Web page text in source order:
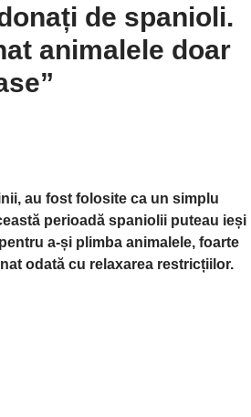
de spanioli.
animalele doar
au fost folosite ca un simplu
perioadă spaniolii puteau ieși
a-și plimba animalele, foarte
odată cu relaxarea restricțiilor.